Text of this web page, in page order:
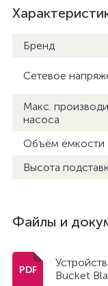
Бренд
Сетевое
Макс.
насоса
Объём ёмкости
Высота
Файлы и
Bucket